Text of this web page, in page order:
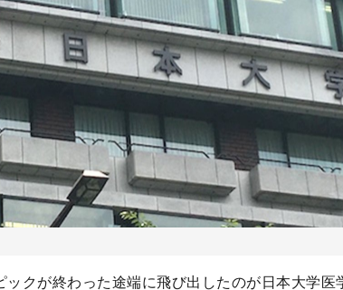
クが終わった途端に飛び出したのが日本大学医